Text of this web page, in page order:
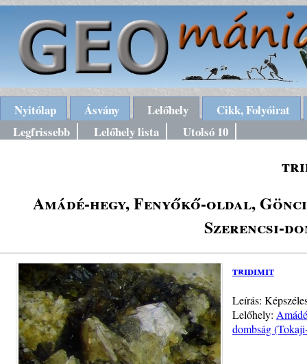
Nyitólap Ásvány Lelőhely
Cikk, Folyóirat
Legfrissebb
Lelőhely lista Utolsó 10
Amádé-hegy, Fenyőkő-oldal,
Szerencsi-
tridimit
Leírás:
Lelőhely:
dombság